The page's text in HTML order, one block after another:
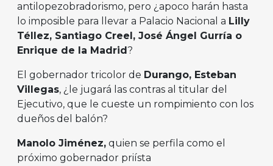
antilopezobradorismo, pero ¿apoco harán hasta
lo imposible para llevar a Palacio Nacional a Lilly
Té llez, Santiago Creel, José Ángel Gurría o
Enrique de la Madrid ?
El gobernador tricolor de Durango, Esteban
Villegas, ¿le jugará las contras al titular del
Ejecutivo, que le cueste un rompimiento con los
dueños del balón?
Manolo Jiménez, quien se perfila como el
próximo gobernador priísta